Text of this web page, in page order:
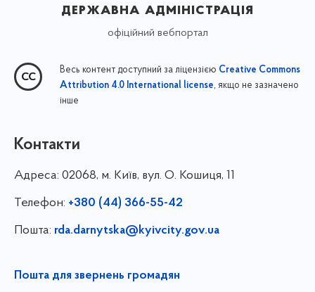
державна адміністрація
офіційний вебпортал
Весь контент доступний за ліцензією Creative Commons
Attribution 4.0 International license, якщо не зазначено
інше
Контакти
Адреса: 02068, м. Київ, вул. О. Кошиця, 11
Телефон: +380 (44) 366-55-42
Пошта: rda.darnytska@kyivcity.gov.ua
Пошта для звернень громадян